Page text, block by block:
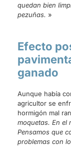
quedan bien
pezuñas. »
Efecto
ganado
Aunque había
agricultor se
hormigón mal
moquetas. En el
Pensamos que
problemas con